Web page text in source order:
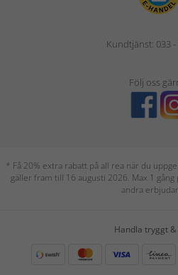
Kundtjänst: 033 -
Följ oss
* Få 20% extra rabatt på all rea när du
gäller fram till 16 augusti 2026. Max 1
andra
Handla tryggt